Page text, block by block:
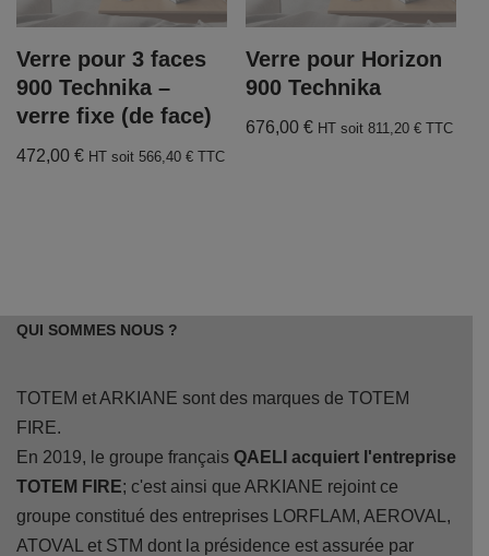
Verre pour 3 faces
900 Technika –
verre fixe (de face)
472,00 € HT soit 566,40 € TTC
Verre pour Horizon
900 Technika
676,00 € HT soit 811,20 €TTC
QUI SOMMES NOUS ?
TOTEM et ARKIANE sont des marques de TOTEM
FIRE.
En 2019, le groupe français QAELI acquiert l'entreprise
TOTEM FIRE; c'est ainsi que ARKIANE rejoint ce
groupe constitué des entreprises LORFLAM, AEROVAL,
ATOVAL et STM dont la présidence est assurée par